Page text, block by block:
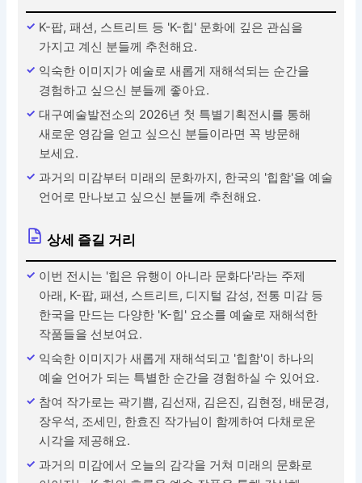
K-팝, 패션, 스트리트 등 'K-힙' 문화에 깊은 관심을
가지고 계신 분들께 추천해요.
익숙한 이미지가 예술로 새롭게 재해석되는 순간을
경험하고 싶으신 분들께 좋아요.
대구예술발전소의 2026년 첫 특별기획전시를 통해
새로운 영감을 얻고 싶으신 분들이라면 꼭 방문해
보세요.
과거의 미감부터 미래의 문화까지, 한국의 '힙함'을 예술
언어로 만나보고 싶으신 분들께 추천해요.
상세 즐길 거리
이번 전시는 '힙은 유행이 아니라 문화다'라는 주제
아래, K-팝, 패션, 스트리트, 디지털 감성, 전통 미감 등
한국을 만드는 다양한 'K-힙' 요소를 예술로 재해석한
작품들을 선보여요.
익숙한 이미지가 새롭게 재해석되고 '힙함'이 하나의
예술 언어가 되는 특별한 순간을 경험하실 수 있어요.
참여 작가로는 곽기쁨, 김선재, 김은진, 김현정, 배문경,
장우석, 조세민, 한효진 작가님이 함께하여 다채로운
시각을 제공해요.
과거의 미감에서 오늘의 감각을 거쳐 미래의 문화로